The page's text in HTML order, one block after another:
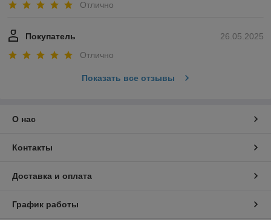
Отлично
26.05.2025
Покупатель
Отлично
Показать все отзывы
О нас
Контакты
Доставка и оплата
График работы